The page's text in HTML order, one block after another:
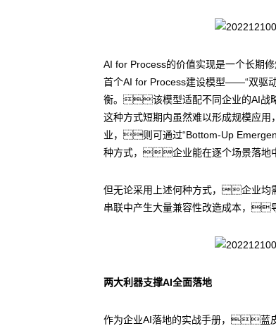
AI for Process的价值实现是一个长
首个AI for Process建设模型——“双驱
衡。该模型适配不同企业的AI战
这种方式短期内虽然难以形成规模
业，则可通过“Bottom-Up
种方式，企业能在逐个场景落
但无论采用上述何种方式，企业均
串联中产生大量兼容性改造成本，
两大利器支撑AI全面落地
作为企业AI落地的实战手册，蓝